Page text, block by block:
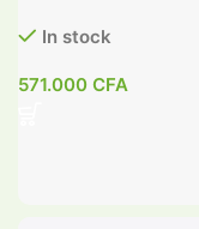
In stock
571.000 CFA